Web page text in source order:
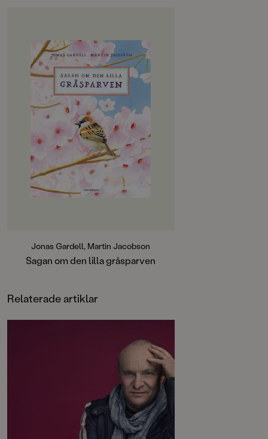
OM BOKEN
Jonas Gardell har skrivit en klassisk
saga med underbara illustrationer
av Martin Jacobson.
En dag kommer en liten gråsparv
till trädgården där den malliga
blåmesen och den självupptagna
talgoxen bor. Gråsparven är trött
och frusen och blir förvisad till det
kala trädet allra längst bort i
trädgården. Men allt är inte vad det
ser ut att vara.
igen.
Jonas Gardell, Martin Jacobson
Sagan om den lilla gråsparven
Relaterade artiklar